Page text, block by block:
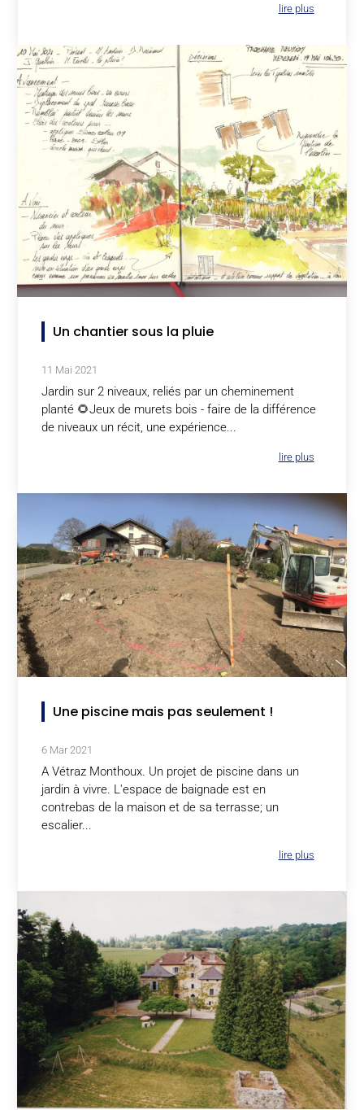
lire plus
Un chantier sous la pluie
11 Mai 2021
Jardin sur 2 niveaux, reliés par un cheminement
planté 🌻Jeux de murets bois - faire de la différence
de niveaux un récit, une expérience...
lire plus
Une piscine mais pas seulement !
6 Mar 2021
A Vétraz Monthoux. Un projet de piscine dans un
jardin à vivre. L'espace de baignade est en
contrebas de la maison et de sa terrasse; un
escalier...
lire plus